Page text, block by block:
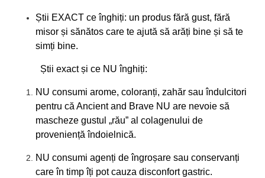
Știi EXACT ce înghiți: un produs fără gust, fără
misor și sănătos care te ajută să arăți bine și să te
simți bine.
Știi exact și ce NU înghiți:
NU consumi arome, coloranți, zahăr sau îndulcitori
pentru că Ancient and Brave NU are nevoie să
mascheze gustul „rău” al colagenului de
proveniență îndoielnică.
NU consumi agenți de îngroșare sau conservanți
care în timp îți pot cauza disconfort gastric.